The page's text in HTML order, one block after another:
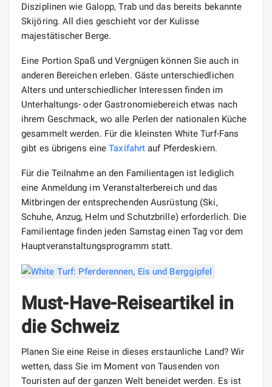
Disziplinen wie Galopp, Trab und das bereits bekannte
Skijöring. All dies geschieht vor der Kulisse
majestätischer Berge.
Eine Portion Spaß und Vergnügen können Sie auch in
anderen Bereichen erleben. Gäste unterschiedlichen
Alters und unterschiedlicher Interessen finden im
Unterhaltungs- oder Gastronomiebereich etwas nach
ihrem Geschmack, wo alle Perlen der nationalen Küche
gesammelt werden. Für die kleinsten White Turf-Fans
gibt es übrigens eineTaxifahrt auf Pferdeskiern.
Für die Teilnahme an den Familientagen ist lediglich
eine Anmeldung im Veranstalterbereich und das
Mitbringen der entsprechenden Ausrüstung (Ski,
Schuhe, Anzug, Helm und Schutzbrille) erforderlich. Die
Familientage finden jeden Samstag einen Tag vor dem
Hauptveranstaltungsprogramm statt.
Must-Have-Reiseartikel in
die Schweiz
Planen Sie eine Reise in dieses erstaunliche Land? Wir
wetten, dass Sie im Moment von Tausenden von
Touristen auf der ganzen Welt beneidet werden. Es ist